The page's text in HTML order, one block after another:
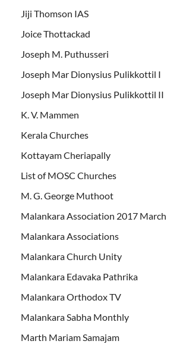
Jiji Thomson IAS
Joice Thottackad
Joseph M. Puthusseri
Joseph Mar Dionysius Pulikkottil I
Joseph Mar Dionysius Pulikkottil II
K. V. Mammen
Kerala Churches
Kottayam Cheriapally
List of MOSC Churches
M. G. George Muthoot
Malankara Association 2017 March
Malankara Associations
Malankara Church Unity
Malankara Edavaka Pathrika
Malankara Orthodox TV
Malankara Sabha Monthly
Marth Mariam Samajam